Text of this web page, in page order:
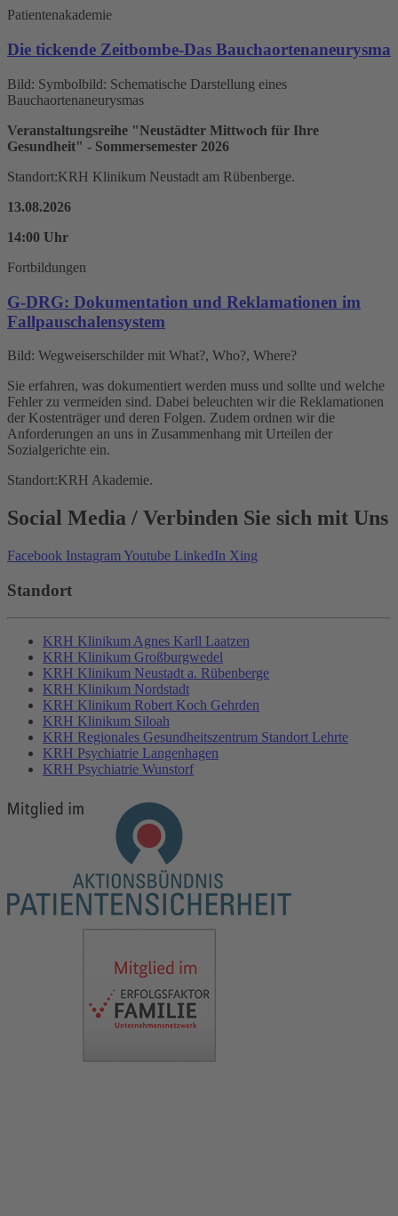
Patientenakademie
Die tickende Zeitbombe-Das Bauchaortenaneurysma
Bild: Symbolbild: Schematische Darstellung eines
Bauchaortenaneurysmas
Veranstaltungsreihe "Neustädter Mittwoch für Ihre
Gesundheit" - Sommersemester 2026
Standort:KRH Klinikum Neustadt am Rübenberge.
13.08.2026
14:00 Uhr
Fortbildungen
G-DRG: Dokumentation und Reklamationen im
Fallpauschalensystem
Bild: Wegweiserschilder mit What?, Who?, Where?
Sie erfahren, was dokumentiert werden muss und sollte und welche
Fehler zu vermeiden sind. Dabei beleuchten wir die Reklamationen
der Kostenträger und deren Folgen. Zudem ordnen wir die
Anforderungen an uns in Zusammenhang mit Urteilen der
Sozialgerichte ein.
Standort:KRH Akademie.
Social Media / Verbinden Sie sich mit Uns
Facebook Instagram Youtube LinkedIn Xing
Standort
KRH Klinikum Agnes Karll Laatzen
KRH Klinikum Großburgwedel
KRH Klinikum Neustadt a. Rübenberge
KRH Klinikum Nordstadt
KRH Klinikum Robert Koch Gehrden
KRH Klinikum Siloah
KRH Regionales Gesundheitszentrum Standort Lehrte
KRH Psychiatrie Langenhagen
KRH Psychiatrie Wunstorf